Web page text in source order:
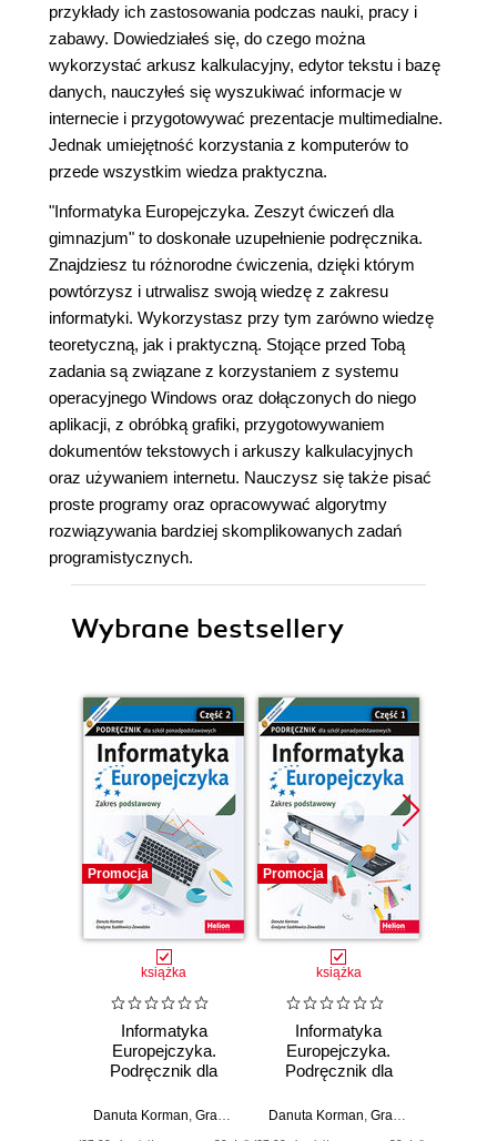
przykłady ich zastosowania podczas nauki, pracy i
zabawy. Dowiedziałeś się, do czego można
wykorzystać arkusz kalkulacyjny, edytor tekstu i bazę
danych, nauczyłeś się wyszukiwać informacje w
internecie i przygotowywać prezentacje multimedialne.
Jednak umiejętność korzystania z komputerów to
przede wszystkim wiedza praktyczna.
"Informatyka Europejczyka. Zeszyt ćwiczeń dla
gimnazjum" to doskonałe uzupełnienie podręcznika.
Znajdziesz tu różnorodne ćwiczenia, dzięki którym
powtórzysz i utrwalisz swoją wiedzę z zakresu
informatyki. Wykorzystasz przy tym zarówno wiedzę
teoretyczną, jak i praktyczną. Stojące przed Tobą
zadania są związane z korzystaniem z systemu
operacyjnego Windows oraz dołączonych do niego
aplikacji, z obróbką grafiki, przygotowywaniem
dokumentów tekstowych i arkuszy kalkulacyjnych
oraz używaniem internetu. Nauczysz się także pisać
proste programy oraz opracowywać algorytmy
rozwiązywania bardziej skomplikowanych zadań
programistycznych.
Wybrane bestsellery
Promocja
książka
Informatyka
Europejczyka.
Podręcznik dla
ponadpodstawowych.
Danuta Korman, Grażyna Szabłowicz-Zawadzka
Promocja
książka
Informatyka
Europejczyka.
Podręcznik dla
ponadpodstawowych.
Danuta Korman, Grażyna Szabłowicz-Zawadzka